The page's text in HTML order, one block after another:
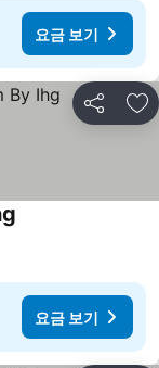
요금 보기
공유 즐
요금 보기